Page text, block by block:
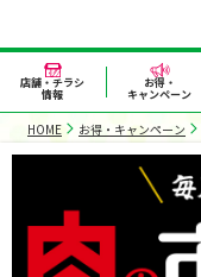
店舗・チラシ
情報
お得・
キャンペーン
HOME お得・キャンペーン